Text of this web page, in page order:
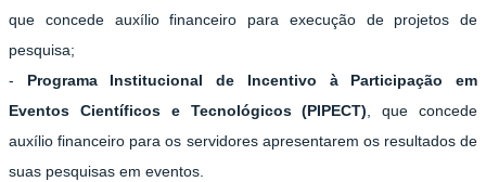
que concede auxílio financeiro para execução de projetos de
pesquisa;
- Programa Institucional de Incentivo à Participação em
Eventos Científicos e Tecnológicos (PIPECT), que concede
auxílio financeiro para os servidores apresentarem os resultados de
suas pesquisas em eventos.